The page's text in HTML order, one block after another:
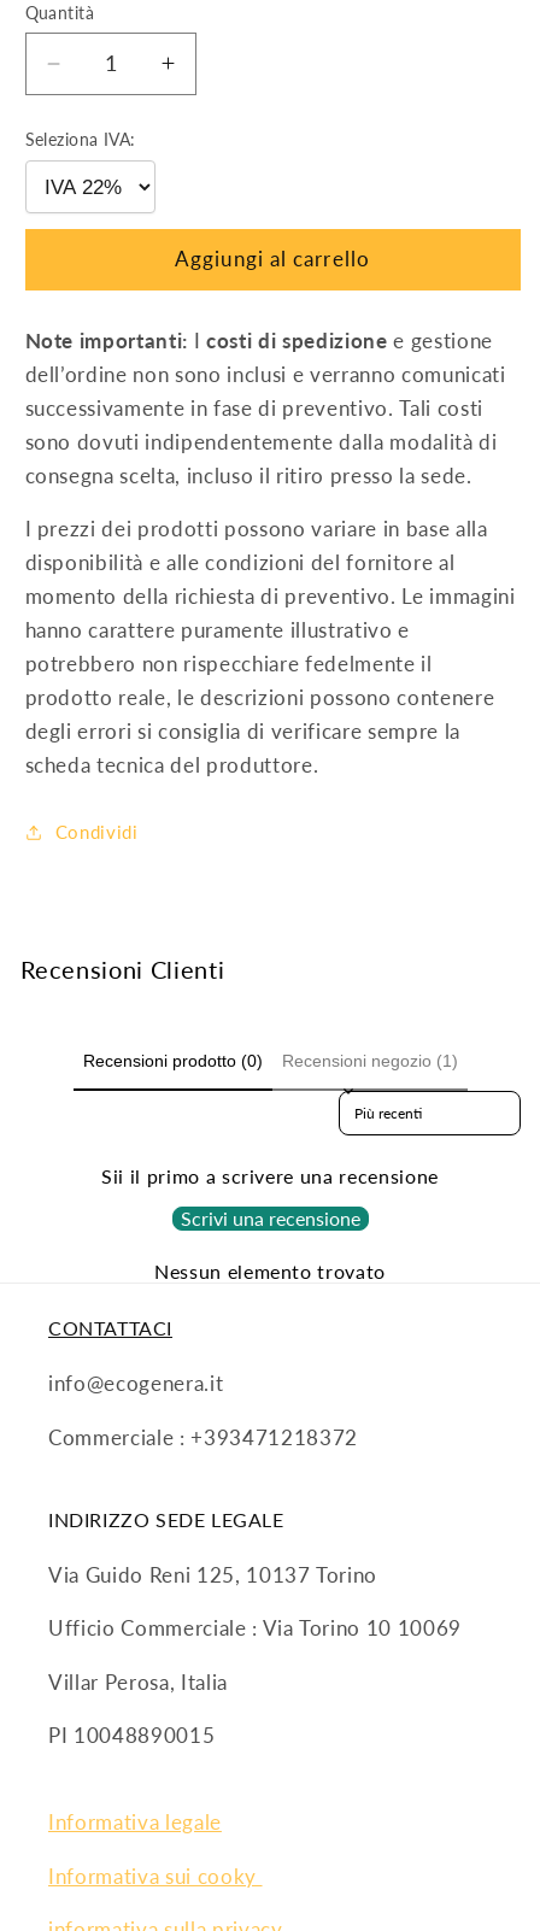
Quantità
Diminuisci
quantità
per
QUADRO
DI
CAMPO
1
500V
Aumenta
quantità
–
1
500V
Seleziona IVA:
Aggiungi al carrello
Note importanti: Icosti di spedizione e gestione
dell’ordine non sono inclusi e verranno comunicati
successivamente in fase di preventivo. Tali costi
sono dovuti indipendentemente dalla modalità di
consegna scelta, incluso il ritiro presso la sede.
I prezzi dei prodotti possono variare in base alla
disponibilità e alle condizioni del fornitore al
momento della richiesta di preventivo. Le immagini
hanno carattere puramente illustrativo e
potrebbero non rispecchiare fedelmente il
prodotto reale, le descrizioni possono contenere
degli errori si consiglia di verificare sempre la
scheda tecnica del produttore.
Condividi
Recensioni Clienti
Recensioni prodotto (0) Recensioni negozio (1)
Sort reviews by
Sii il primo a scrivere una recensione
Scrivi una recensione
Nessun elemento trovato
CONTATTACI
info@ecogenera.it
Commerciale : +393471218372
INDIRIZZO SEDE LEGALE
Via Guido Reni 125, 10137 Torino
Ufficio Commerciale : Via Torino 10 10069
Villar Perosa, Italia
PI 10048890015
Informativa legale
Informativa sui cooky